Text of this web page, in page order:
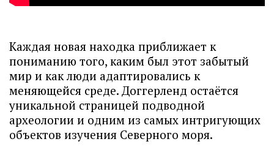
Каждая новая находка приближает к
пониманию того, каким был этот забытый
мир и как люди адаптировались к
меняющейся среде. Доггерленд остаётся
уникальной страницей подводной
археологии и одним из самых интригующих
объектов изучения Северного моря.